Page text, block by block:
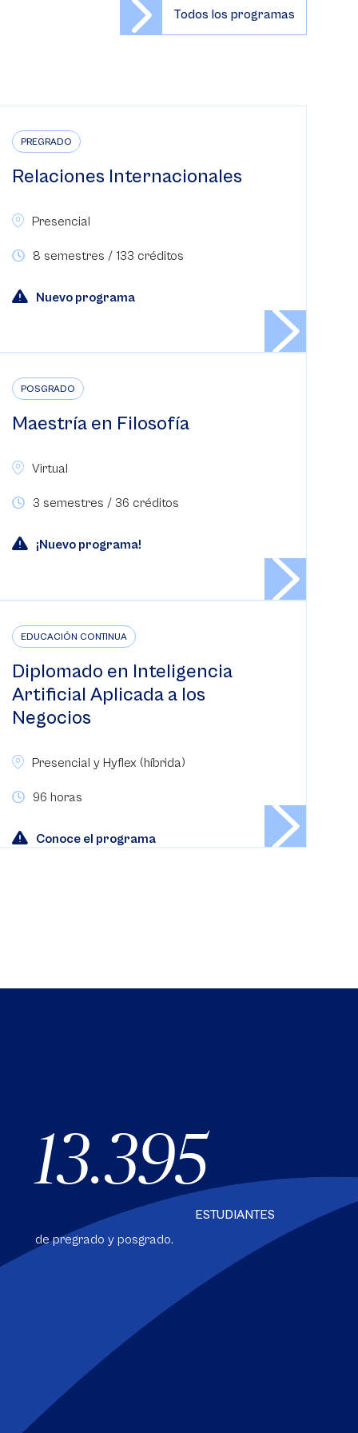
Todos los programas
PREGRADO
Relaciones Internacionales
Presencial
8 semestres / 133 créditos
Nuevo programa
POSGRADO
Maestría en Filosofía
Virtual
3 semestres / 36 créditos
¡Nuevo programa!
EDUCACIÓN CONTINUA
Diplomado en Inteligencia
Artificial Aplicada a los
Negocios
Presencial y Hyflex (híbrida)
96 horas
Conoce el programa
13.395
ESTUDIANTES
de pregrado y posgrado.